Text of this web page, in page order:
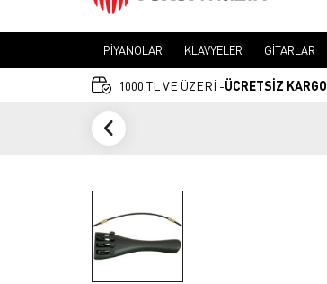
PİYANOLAR KLAVYELER GİTARLAR
1000 TL VE ÜZERİ -ÜCRETSİZ KARGO